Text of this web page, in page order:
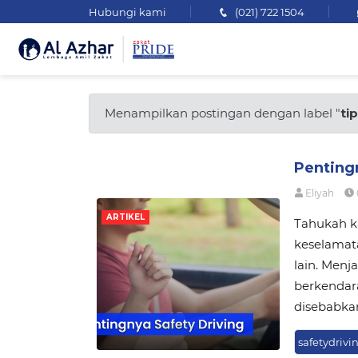
Hubungi kami (021) 722 1504
Menampilkan postingan dengan label "
ARTIKEL
Eliyah
Tahukah
lain.